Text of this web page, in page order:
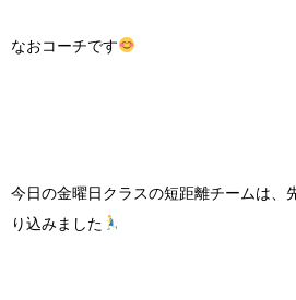
なおコーチです
今日の金曜日クラスの短距離チームは、
り込みました